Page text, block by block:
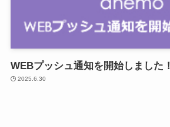
WEBプッシュ通知を開始しました！
2025.6.30